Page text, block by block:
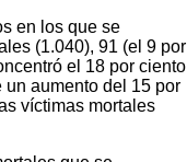
en los que se
(1.040), 91 (el 9 por
el 18 por ciento
aumento del 15 por
víctimas mortales